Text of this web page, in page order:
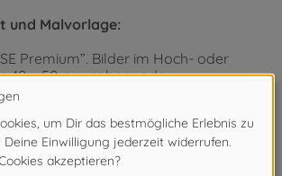
und Malvorlage:
Premium”. Bilder im Hoch- oder
40 x 50 cm, neben- oder
eignen sich besonders gut
Die Malvorlage hat eine fühl-
Sie bewirkt nicht nur eine
Optik des fertigen Gemäldes,
auch den malerischen